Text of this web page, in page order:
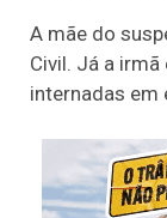
A mãe do
Civil. Já a
internadas em